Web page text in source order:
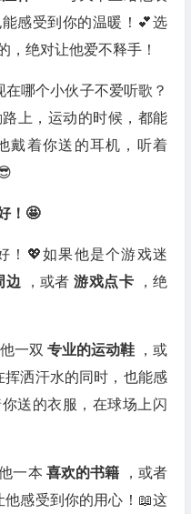
感受到你的温暖！💕选
，绝对让他爱不释手！
在哪个小伙子不爱听歌？
上，运动的时候，都能
戴着你送的耳机，听着
！🤩
！💖如果他是个游戏迷
边 ，或者游戏点卡
，绝
一双 专业的运动鞋
，或
挥洒汗水的同时，也能感
送的衣服，在球场上闪
一本 喜欢的书籍
，或者
他感受到你的用心！📖这